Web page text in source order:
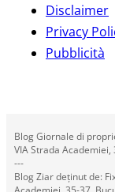
Disclaimer
Privacy
Pubblicità
Blog Giornale di
VIA Strada
---
Blog Ziar deținut de: